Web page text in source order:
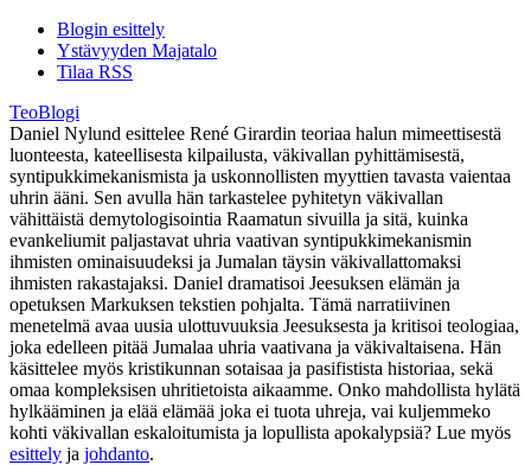
Blogin esittely
Ystävyyden Majatalo
Tilaa RSS
TeoBlogi
Daniel Nylund esittelee René Girardin teoriaa halun mimeettisestä
luonteesta, kateellisesta kilpailusta, väkivallan pyhittämisestä,
syntipukkimekanismista ja uskonnollisten myyttien tavasta vaientaa
uhrin ääni. Sen avulla hän tarkastelee pyhitetyn väkivallan
vähittäistä demytologisointia Raamatun sivuilla ja sitä, kuinka
evankeliumit paljastavat uhria vaativan syntipukkimekanismin
ihmisten ominaisuudeksi ja Jumalan täysin väkivallattomaksi
ihmisten rakastajaksi. Daniel dramatisoi Jeesuksen elämän ja
opetuksen Markuksen tekstien pohjalta. Tämä narratiivinen
menetelmä avaa uusia ulottuvuuksia Jeesuksesta ja kritisoi teologiaa,
joka edelleen pitää Jumalaa uhria vaativana ja väkivaltaisena. Hän
käsittelee myös kristikunnan sotaisaa ja pasifistista historiaa, sekä
omaa kompleksisen uhritietoista aikaamme. Onko mahdollista hylätä
hylkääminen ja elää elämää joka ei tuota uhreja, vai kuljemmeko
kohti väkivallan eskaloitumista ja lopullista apokalypsiä? Lue myös
esittely ja johdanto.